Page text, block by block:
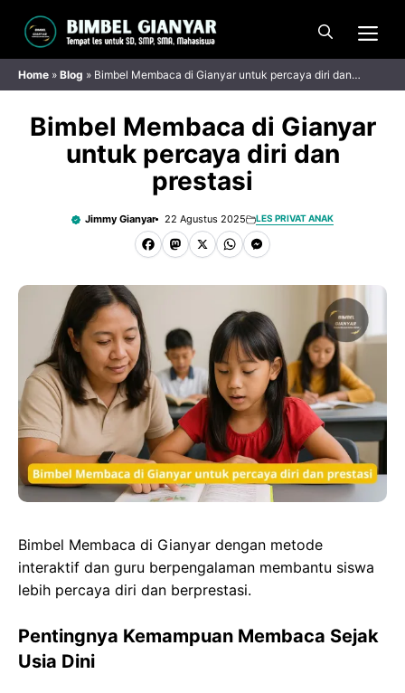
isi
Home » Blog » Bimbel Membaca di Gianyar untuk percaya diri dan
Bimbel Membaca di Gianyar
untuk percaya diri dan
prestasi
Jimmy Gianyar 22 Agustus 2025 LES PRIVAT ANAK
F
a
c
e
b
o
o
k
M
a
t
o
d
o
n
X W
h
a
t
s
A
p
p
M
e
s
s
e
n
g
e
r
Bimbel Membaca di Gianyar dengan metode
interaktif dan guru berpengalaman membantu siswa
lebih percaya diri dan berprestasi.
Pentingnya Kemampuan Membaca Sejak
Usia Dini